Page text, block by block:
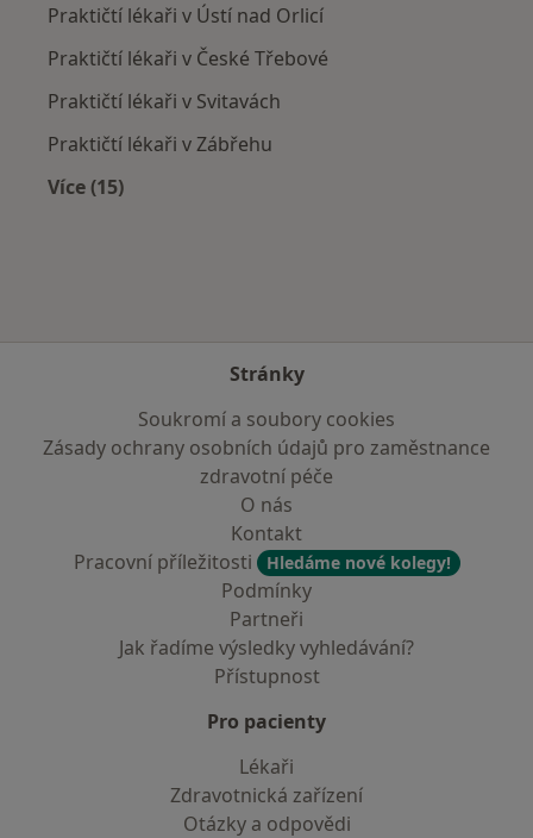
Praktičtí lékaři v Ústí nad Orlicí
Praktičtí lékaři v České Třebové
Praktičtí lékaři v Svitavách
Praktičtí lékaři v Zábřehu
Více (15)
Stránky
Soukromí a soubory cookies
Zásady ochrany osobních údajů pro zaměstnance
zdravotní péče
O nás
Kontakt
Pracovní příležitosti
Hledáme nové kolegy!
Podmínky
Partneři
Jak řadíme výsledky vyhledávání?
Přístupnost
Pro pacienty
Lékaři
Zdravotnická zařízení
Otázky a odpovědi